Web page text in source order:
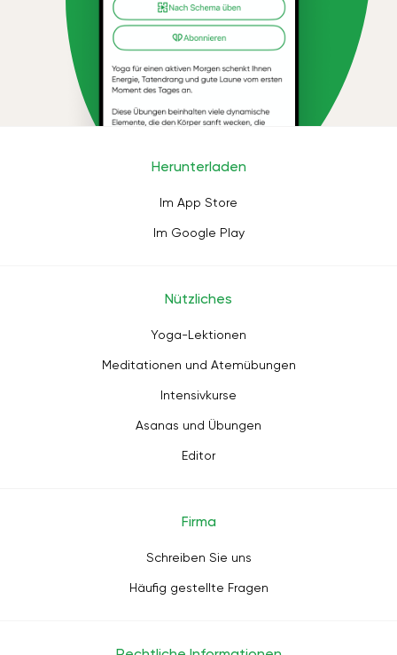
Herunterladen
Im App Store
Im Google Play
Nützliches
Yoga-Lektionen
Meditationen und Atemübungen
Intensivkurse
Asanas und Übungen
Editor
Firma
Schreiben Sie uns
Häufig gestellte Fragen